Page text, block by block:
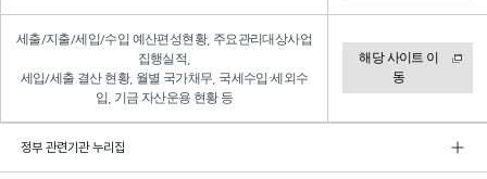
세출/지출/세입/수입 예산편성현황, 주요관리대상사업
집행실적,
세입/세출 결산 현황, 월별 국가채무, 국세수입·세외수
입, 기금 자산운용 현황 등
해당 사이트 이
동
정부 관련기관 누리집